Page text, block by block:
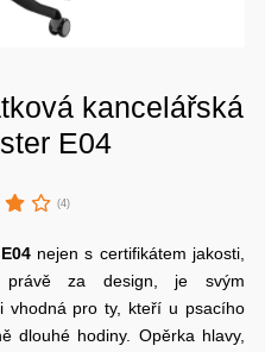
kancelářská
E04
(4)
nejen s certifikátem jakosti,
za design, je svým
vhodná pro ty, kteří u psacího
dlouhé hodiny. Opěrka hlavy,